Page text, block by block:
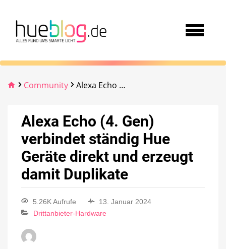
Community Alexa Echo (4. Gen) verbindet ständig Hue Geräte direkt und erzeugt damit Duplikate
Alexa Echo (4. Gen)
verbindet ständig Hue
Geräte direkt und erzeugt
damit Duplikate
5.26K Aufrufe
13. Januar 2024
Drittanbieter-Hardware